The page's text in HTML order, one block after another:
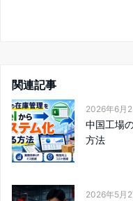
関連記事
2026年6月2
中国工場
方法
2026年5月